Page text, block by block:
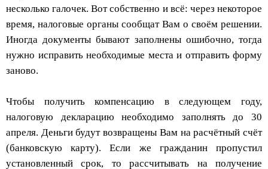
несколько галочек. Вот собственно и всё: через некоторое
время, налоговые органы сообщат Вам о своём решении.
Иногда документы бывают заполнены ошибочно, тогда
нужно исправить необходимые места и отправить форму
заново.
Чтобы получить компенсацию в следующем году,
налоговую декларацию необходимо заполнять до 30
апреля. Деньги будут возвращены Вам на расчётный счёт
(банковскую карту). Если же гражданин пропустил
установленный срок, то рассчитывать на получение